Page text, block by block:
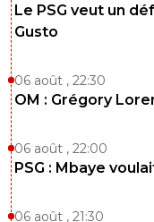
Le PSG veut un
Gusto
06 août , 22:30
OM : Grégory
06 août , 22:00
PSG : Mbaye
06 août , 21:30